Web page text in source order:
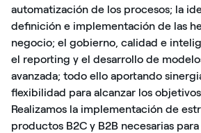
automatización de los procesos; la
definición e implementación de las
negocio; el gobierno, calidad e
el reporting y el desarrollo de
avanzada; todo ello aportando
flexibilidad para alcanzar los
Realizamos la implementación de
productos B2C y B2B necesarias